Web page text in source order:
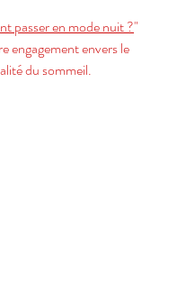
passer en mode nuit ?"
engagement envers le
du sommeil.